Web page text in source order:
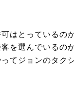
はとっているのか
を選んでいるのか
てジョンのタク